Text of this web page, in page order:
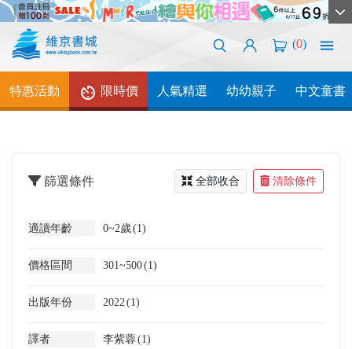
(0)
特惠活動 限時價 人氣精選 幼幼親子 中文童書
篩選條件 全部收合 清除條件
適讀年齡 0~2歲(1)
價格區間 301~500(1)
出版年份 2022(1)
譯者 李紫蓉(1)